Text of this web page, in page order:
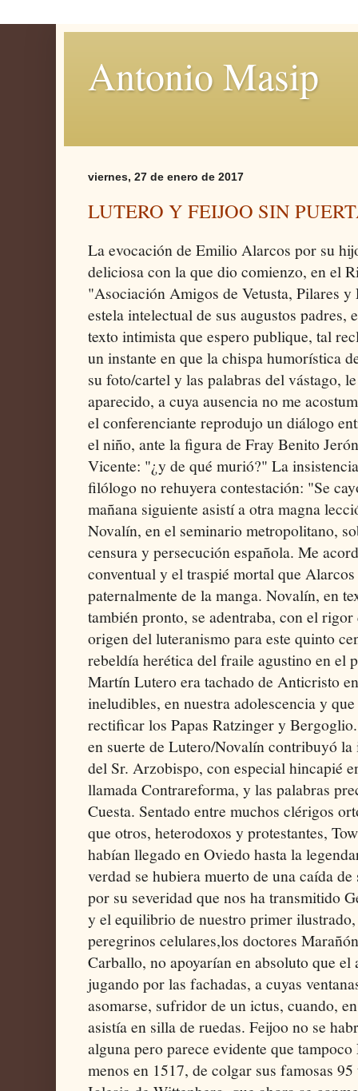
Antonio Masip
viernes, 27 de enero de 2017
LUTERO Y FEIJOO SIN
La evocación de Emilio Alarcos por su
deliciosa con la que dio comienzo, en el
"Asociación Amigos de Vetusta, Pilares
estela intelectual de sus augustos padres,
texto intimista que espero publique, tal
un instante en que la chispa humorística
su foto/cartel y las palabras del vástago,
aparecido, a cuya ausencia no me
el conferenciante reprodujo un diálogo
el niño, ante la figura de Fray Benito
Vicente: "¿y de qué murió?" La
filólogo no rehuyera contestación: "Se
mañana siguiente asistí a otra magna
Novalín, en el seminario metropolitano,
censura y persecución española. Me
conventual y el traspié mortal que
paternalmente de la manga. Novalín, en
también pronto, se adentraba, con el
origen del luteranismo para este quinto
rebeldía herética del fraile agustino en el
Martín Lutero era tachado de Anticristo
ineludibles, en nuestra adolescencia y
rectificar los Papas Ratzinger y
en suerte de Lutero/Novalín contribuyó
del Sr. Arzobispo, con especial hincapié
llamada Contrareforma, y las palabras
Cuesta. Sentado entre muchos clérigos
que otros, heterodoxos y protestantes,
habían llegado en Oviedo hasta la
verdad se hubiera muerto de una caída
por su severidad que nos ha transmitido
y el equilibrio de nuestro primer
peregrinos celulares,los doctores
Carballo, no apoyarían en absoluto que el
jugando por las fachadas, a cuyas
asomarse, sufridor de un ictus, cuando,
asistía en silla de ruedas. Feijoo no se
alguna pero parece evidente que
menos en 1517, de colgar sus famosas